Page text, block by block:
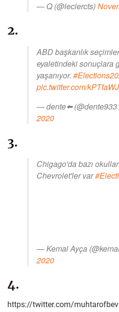
— Q (@leclercts)
2.
ABD başkanlık
eyaletindeki sonuçlara
yaşanıyor.
pic.twitter.com/
— dente⬅️
2020
3.
Chigago'da bazı
Chevrolet'ler var
— Kemal Ayça
2020
4.
https://twitter.com/